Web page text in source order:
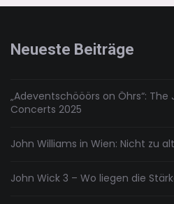
Neueste Beiträge
„Adeventschööörs on Öhrs“: The
Concerts 2025
John Williams in Wien: Nicht zu
John Wick 3 – Wo liegen die